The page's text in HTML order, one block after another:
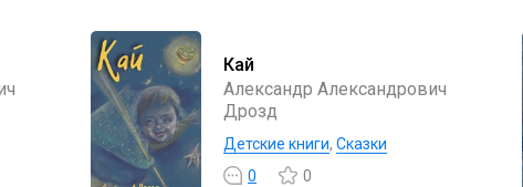
Кай
Александр Александрович
Дрозд
Детские книги, Сказки
0
0